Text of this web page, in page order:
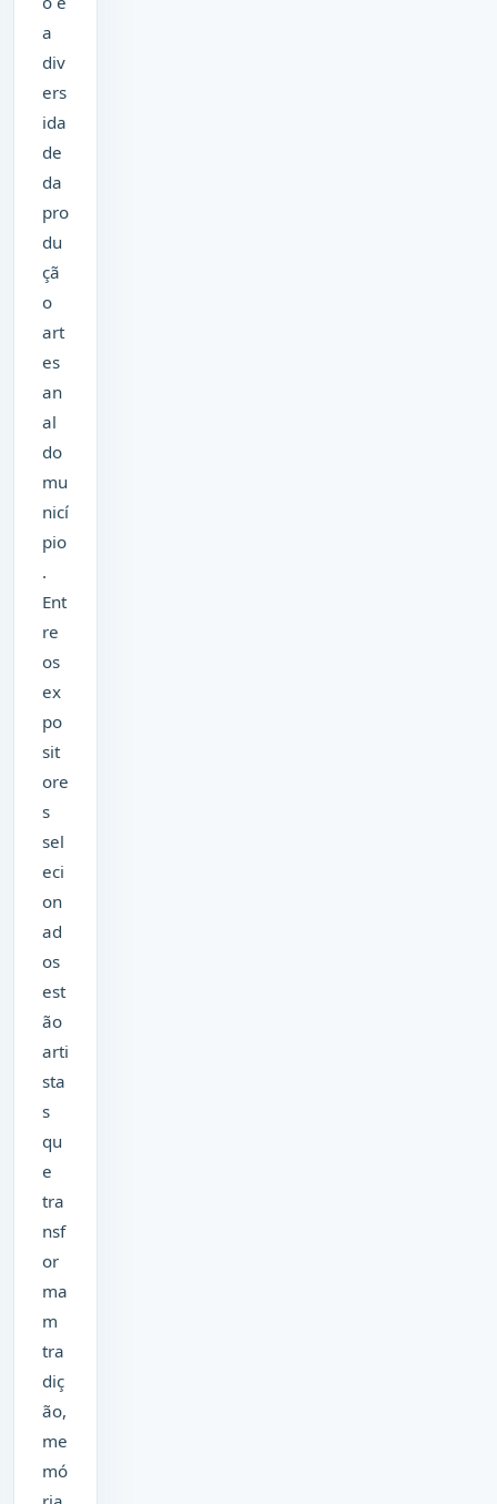
a
div
ers
ida
de
da
pro
du
çã
o
art
es
an
al
do
mu
nicí
pio
.
Ent
re
os
ex
po
sit
ore
s
sel
eci
on
ad
os
est
ão
arti
sta
s
qu
e
tra
nsf
or
ma
m
tra
diç
ão,
me
mó